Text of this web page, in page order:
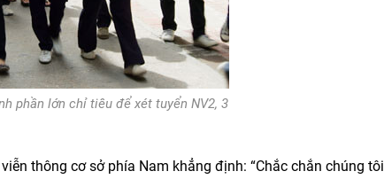
phần lớn chỉ tiêu để xét tuyển NV2, 3
thông cơ sở phía Nam khẳng định: “Chắc chắn chúng tôi